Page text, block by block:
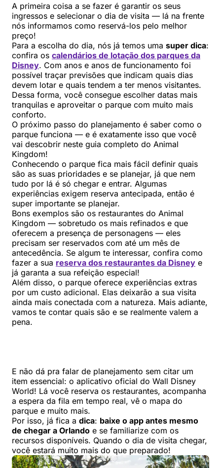
A primeira coisa a se fazer é garantir os seus
ingressos e selecionar o dia de visita — lá na frente
nós informamos como reservá-los pelo melhor
preço!
Para a escolha do dia, nós já temos uma super dica:
confira os calendários de lotação dos parques da
Disney. Com anos e anos de funcionamento foi
possível traçar previsões que indicam quais dias
devem lotar e quais tendem a ter menos visitantes.
Dessa forma, você consegue escolher datas mais
tranquilas e aproveitar o parque com muito mais
conforto.
O próximo passo do planejamento é saber como o
parque funciona — e é exatamente isso que você
vai descobrir neste guia completo do Animal
Kingdom!
Conhecendo o parque fica mais fácil definir quais
são as suas prioridades e se planejar, já que nem
tudo por lá é só chegar e entrar. Algumas
experiências exigem reserva antecipada, então é
super importante se planejar.
Bons exemplos são os restaurantes do Animal
Kingdom — sobretudo os mais refinados e que
oferecem a presença de personagens — eles
precisam ser reservados com até um mês de
antecedência. Se algum te interessar, confira como
fazer a sua reserva dos restaurantes da Disney e
já garanta a sua refeição especial!
Além disso, o parque oferece experiências extras
por um custo adicional. Elas deixarão a sua visita
ainda mais conectada com a natureza. Mais adiante,
vamos te contar quais são e se realmente valem a
pena.
E não dá pra falar de planejamento sem citar um
item essencial: o aplicativo oficial do Wall Disney
World! Lá você reserva os restaurantes, acompanha
a espera da fila em tempo real, vê o mapa do
parque e muito mais.
Por isso, já fica a dica: baixe o app antes mesmo
de chegar a Orlando e se familiarize com os
recursos disponíveis. Quando o dia de visita chegar,
você estará muito mais do que preparado!